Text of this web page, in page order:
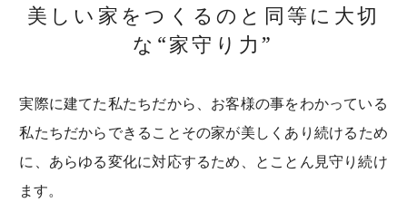
リフォーム
お問い合せ
電話でお問い合わせ
美しい家をつくるのと同等に大切
な“家守り力”
実際に建てた私たちだから、お客様の事をわかっている
私たちだからできることその家が美しくあり続けるため
に、あらゆる変化に対応するため、とことん見守り続け
ます。